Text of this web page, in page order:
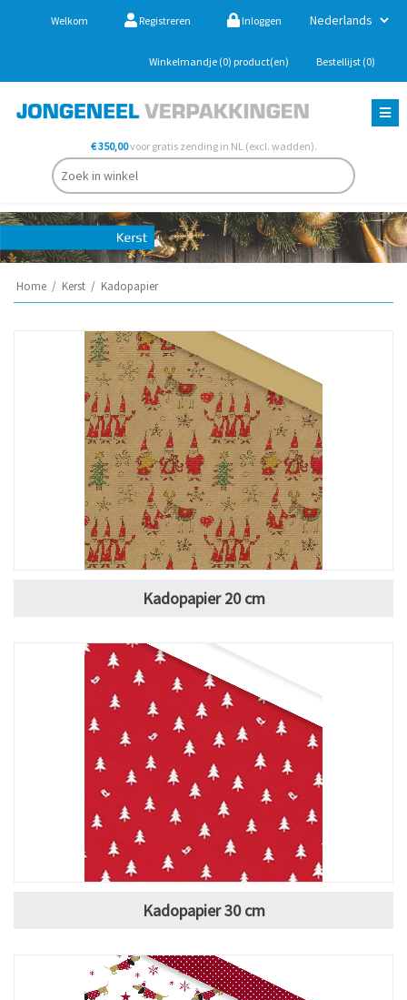
Welkom Registreren Inloggen
Winkelmandje (0) product(en) Bestellijst (0)
€ 350,00voor gratis zending in NL (excl. wadden).
Home / Kerst / Kadopapier
Kadopapier 20 cm
Kadopapier 30 cm